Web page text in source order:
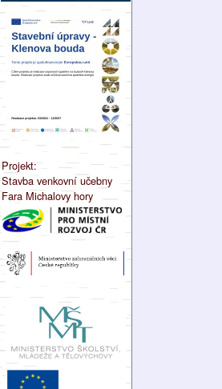
Projekt:
Stavba venkovní učebny
Fara Michalovy hory